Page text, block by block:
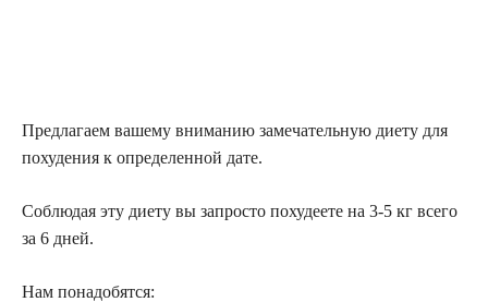
Предлагаем вашему вниманию замечательную диету для
похудения к определенной дате.
Соблюдая эту диету вы запросто похудеете на 3-5 кг всего
за 6 дней.
Нам понадобятся: